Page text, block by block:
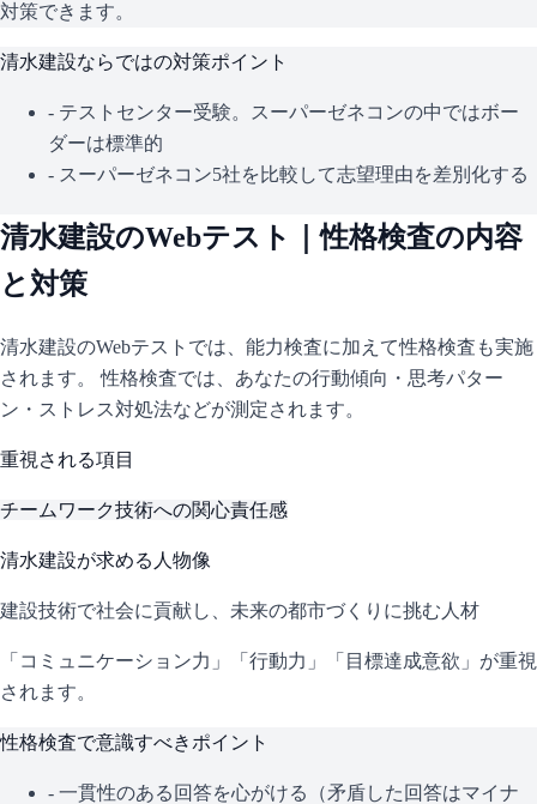
対策できます。
清水建設ならではの対策ポイント
- テストセンター受験。スーパーゼネコンの中ではボー
ダーは標準的
- スーパーゼネコン5社を比較して志望理由を差別化する
清水建設のWebテスト｜性格検査の内容
と対策
清水建設のWebテストでは、能力検査に加えて性格検査も実施
されます。 性格検査では、あなたの行動傾向・思考パター
ン・ストレス対処法などが測定されます。
重視される項目
チームワーク技術への関心責任感
清水建設が求める人物像
建設技術で社会に貢献し、未来の都市づくりに挑む人材
「コミュニケーション力」「行動力」「目標達成意欲」が重視
されます。
性格検査で意識すべきポイント
- 一貫性のある回答を心がける（矛盾した回答はマイナ